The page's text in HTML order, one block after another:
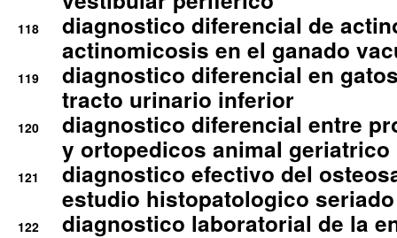
118
diagnostico diferencial de
actinomicosis en el ganado
119
diagnostico diferencial en
tracto urinario inferior
120
diagnostico diferencial entre
y ortopedicos animal geriatrico
121
diagnostico efectivo del
estudio histopatologico seriado
122
diagnostico laboratorial de la